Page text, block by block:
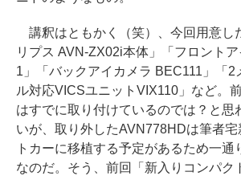
講釈はともかく（笑）、今回用意し
リプス AVN-ZX02i本体」「フロント
1」「バックアイカメラ BEC111」「2
ル対応VICSユニットVIX110」など。
はすでに取り付けているのでは？と思
いが、取り外したAVN778HDは筆者宅
トカーに移植する予定があるため一通
なのだ。そう、前回「新入りコンパク